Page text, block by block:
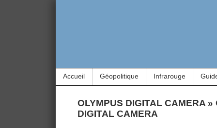
Accueil Géopolitique Infrarouge
OLYMPUS DIGITAL CAMERA »
DIGITAL CAMERA